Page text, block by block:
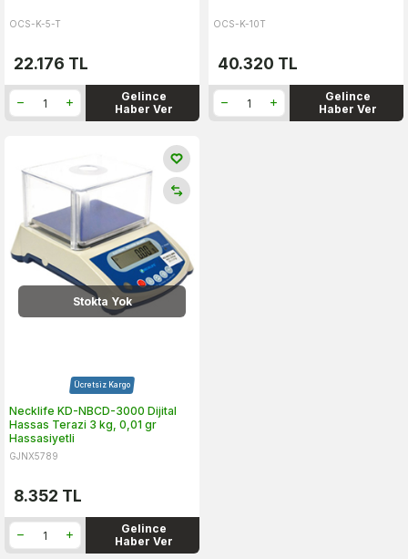
OCS-K-5-T
22.176 TL
Gelince
Haber Ver
OCS-K-10T
40.320 TL
Gelince
Haber Ver
Stokta Yok
Ücretsiz Kargo
Necklife KD-NBCD-3000 Dijital
Hassas Terazi 3 kg, 0,01 gr
Hassasiyetli
GJNX5789
8.352 TL
Gelince
Haber Ver